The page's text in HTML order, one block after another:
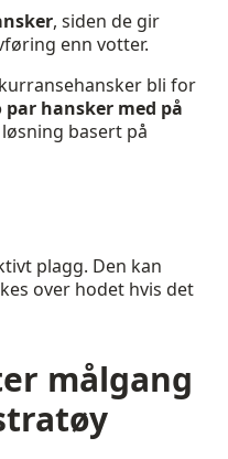
, siden de gir
enn votter.
bli for
par hansker med på
basert på
plagg. Den kan
over hodet hvis det
målgang